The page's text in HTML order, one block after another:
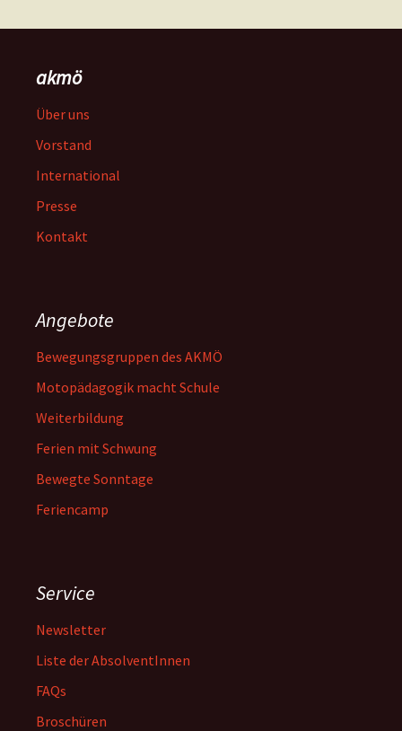
akmö
Über uns
Vorstand
International
Presse
Kontakt
Angebote
Bewegungsgruppen des AKMÖ
Motopädagogik macht Schule
Weiterbildung
Ferien mit Schwung
Bewegte Sonntage
Feriencamp
Service
Newsletter
Liste der AbsolventInnen
FAQs
Broschüren